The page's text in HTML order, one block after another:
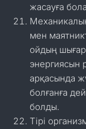
жасауға
мен
ойдың
энергиясын
арқасында
болғанға
болды.
Тірі